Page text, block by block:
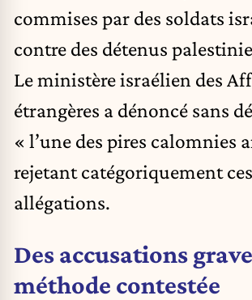
commises par des soldats
contre des détenus
Le ministère israélien des
étrangères a dénoncé sans
« l’une des pires calomnies
rejetant catégoriquement ces
allégations.
Des accusations
méthode contestée